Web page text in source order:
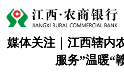
媒体关注｜江西辖内
服务”温暖“